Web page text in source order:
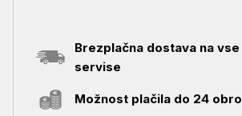
Brezplačna dostava na
servise
Možnost plačila do 24